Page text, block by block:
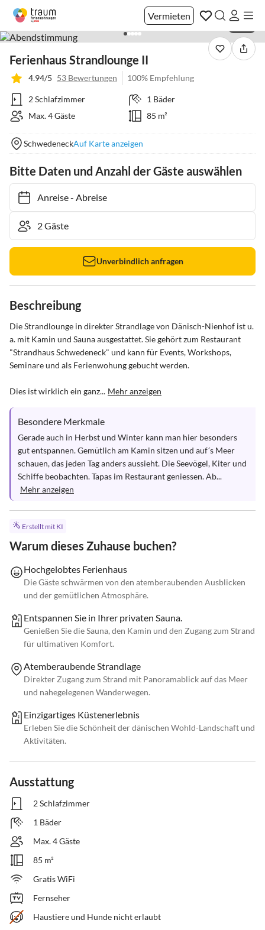
Vermieten
Ferienhaus Strandlounge II
4.94/5 53 Bewertungen 100% Empfehlung
2 Schlafzimmer
1 Bäder
Max. 4 Gäste
85 m²
SchwedeneckAuf Karte anzeigen
Bitte Daten und Anzahl der Gäste auswählen
Anreise- Abreise
Unverbindlich anfragen
Beschreibung
Die Strandlounge in direkter Strandlage von Dänisch-Nienhof ist u.
a. mit Kamin und Sauna ausgestattet. Sie gehört zum Restaurant
"Strandhaus Schwedeneck" und kann für Events, Workshops,
Seminare und als Ferienwohung gebucht werden.
Dies ist wirklich ein ganz... Mehr anzeigen
Besondere Merkmale
Gerade auch in Herbst und Winter kann man hier besonders
gut entspannen. Gemütlich am Kamin sitzen und auf´s Meer
schauen, das jeden Tag anders aussieht. Die Seevögel, Kiter und
Schiffe beobachten. Tapas im Restaurant geniessen. Ab...
Mehr anzeigen
Erstellt mit KI
Warum dieses Zuhause buchen?
Hochgelobtes Ferienhaus
Die Gäste schwärmen von den atemberaubenden Ausblicken
und der gemütlichen Atmosphäre.
Entspannen Sie in Ihrer privaten Sauna.
Genießen Sie die Sauna, den Kamin und den Zugang zum Strand
für ultimativen Komfort.
Atemberaubende Strandlage
Direkter Zugang zum Strand mit Panoramablick auf das Meer
und nahegelegenen Wanderwegen.
Einzigartiges Küstenerlebnis
Erleben Sie die Schönheit der dänischen Wohld-Landschaft und
Aktivitäten.
Ausstattung
2 Schlafzimmer
1 Bäder
Max. 4 Gäste
85 m²
Gratis WiFi
Fernseher
Haustiere und Hunde nicht erlaubt